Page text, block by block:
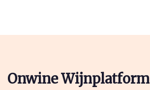
Onwine Wijnplatform